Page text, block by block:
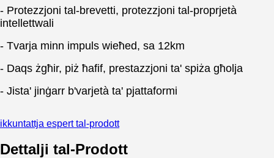
- Protezzjoni tal-brevetti, protezzjoni tal-proprjetà
intellettwali
- Tvarja minn impuls wieħed, sa 12km
- Daqs żgħir, piż ħafif, prestazzjoni ta' spiża għolja
- Jista' jinġarr b'varjetà ta' pjattaformi
ikkuntattja espert tal-prodott
Dettalji tal-Prodott